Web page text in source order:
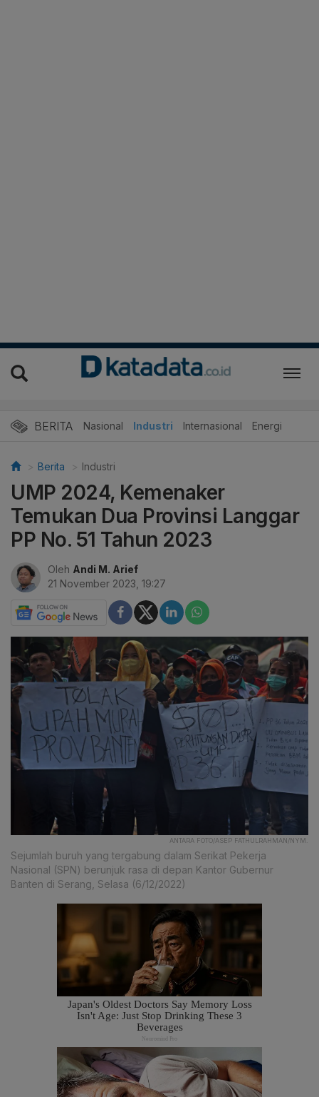
BERITA Nasional Industri Internasional Energi
Berita Industri
UMP 2024, Kemenaker
Temukan Dua Provinsi Langgar
PP No. 51 Tahun 2023
Oleh Andi M. Arief
21 November 2023, 19:27
ANTARA FOTO/ASEP FATHULRAHMAN/NYM.
Sejumlah buruh yang tergabung dalam Serikat Pekerja
Nasional (SPN) berunjuk rasa di depan Kantor Gubernur
Banten di Serang, Selasa (6/12/2022)